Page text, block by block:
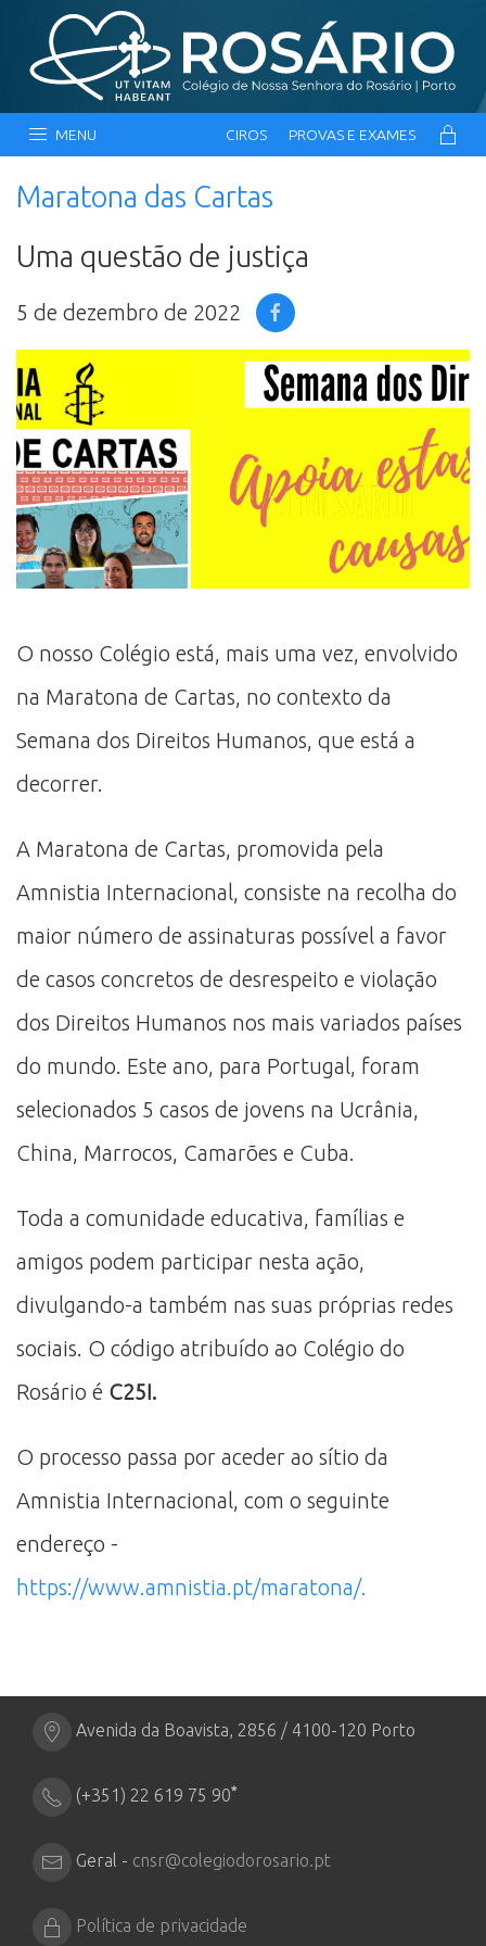
MENU CIROS PROVAS E EXAMES
Maratona das Cartas
Uma questão de justiça
5 de dezembro de 2022
O nosso Colégio está, mais uma vez, envolvido
na Maratona de Cartas, no contexto da
Semana dos Direitos Humanos, que está a
decorrer.
A Maratona de Cartas, promovida pela
Amnistia Internacional, consiste na recolha do
maior número de assinaturas possível a favor
de casos concretos de desrespeito e violação
dos Direitos Humanos nos mais variados países
do mundo. Este ano, para Portugal, foram
selecionados 5 casos de jovens na Ucrânia,
China, Marrocos, Camarões e Cuba.
Toda a comunidade educativa, famílias e
amigos podem participar nesta ação,
divulgando-a também nas suas próprias redes
sociais. O código atribuído ao Colégio do
Rosário é C25I.
O processo passa por aceder ao sítio da
Amnistia Internacional, com o seguinte
endereço -
https://www.amnistia.pt/maratona/.
Avenida da Boavista, 2856 / 4100-120 Porto
(+351) 22 619 75 90*
Geral - cnsr@colegiodorosario.pt
Política de privacidade